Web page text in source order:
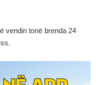
vendin tonë brenda 24